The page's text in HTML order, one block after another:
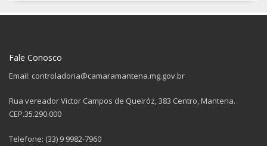
Fale Conosco
Email: controladoria@camaramantena.mg.gov.br
Rua vereador Victor Campos de Queiróz, 383 Centro, Mantena.
CEP.35.290.000
Telefone: (33) 9 9982-7960